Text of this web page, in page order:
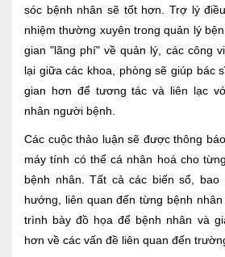
sóc bệnh nhân sẽ tốt hơn. Trợ lý
nhiệm thường xuyên trong quản lý
gian "lãng phí" về quản lý, các công
lại giữa các khoa, phòng sẽ giúp bác
gian hơn để tương tác và liên lạc
nhân người bệnh.
Các cuộc thảo luận sẽ được thông
máy tính có thể cá nhân hoá cho
bệnh nhân. Tất cả các biến số,
hướng, liên quan đến từng bệnh
trình bày đồ họa để bệnh nhân và
hơn về các vấn đề liên quan đến